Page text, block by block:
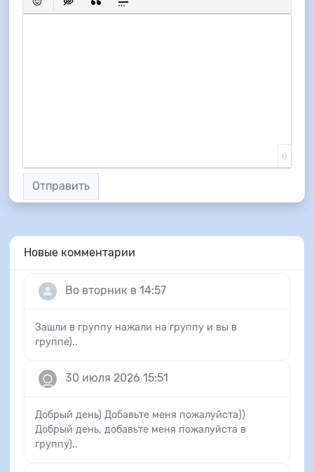
Вставить смайлик
Вставка скрытого текста
Вставка цитаты
Вставка спойлера
0
Отправить
Новые комментарии
Во вторник в 14:57
Зашли в группу нажали на группу и вы в
группе)..
30 июля 2026 15:51
Добрый день) Добавьте меня пожалуйста))
Добрый день, добавьте меня пожалуйста в
группу)..